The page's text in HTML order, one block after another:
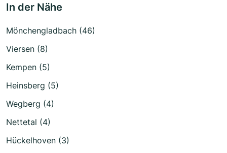
In der Nähe
Mönchengladbach (46)
Viersen (8)
Kempen (5)
Heinsberg (5)
Wegberg (4)
Nettetal (4)
Hückelhoven (3)